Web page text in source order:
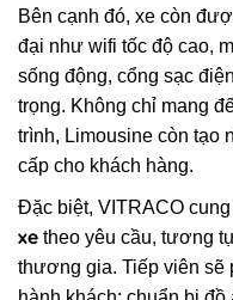
Bên cạnh đó, xe còn
đại như wifi tốc độ cao,
sống động, cổng sạc
trọng. Không chỉ mang
trình, Limousine còn tạo
cấp cho khách hàng.
Đặc biệt, VITRACO
xe theo yêu cầu, tương
thương gia. Tiếp viên sẽ